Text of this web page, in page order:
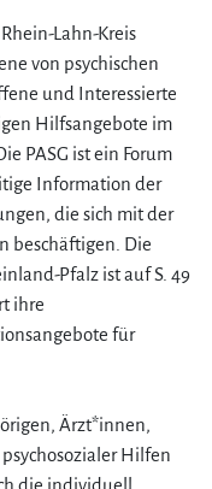
Lahn-Kreis
von psychischen
und Interessierte
Hilfsangebote im
PASG ist ein Forum
Information der
die sich mit der
beschäftigen. Die
Pfalz ist auf S. 49
ihre
für
Ärzt*innen,
Hilfen